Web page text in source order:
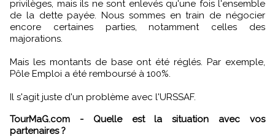
privilèges, mais ils ne sont enlevés qu'une fois l'ensemble
de la dette payée. Nous sommes en train de négocier
encore certaines parties, notamment celles des
majorations.
Mais les montants de base ont été réglés. Par exemple,
Pôle Emploi a été remboursé à 100%.
Il s'agit juste d'un problème avec l'URSSAF.
TourMaG.com - Quelle est la situation avec vos
partenaires ?